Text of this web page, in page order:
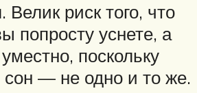
риск того, что
попросту уснете, а
поскольку
— не одно и то же.